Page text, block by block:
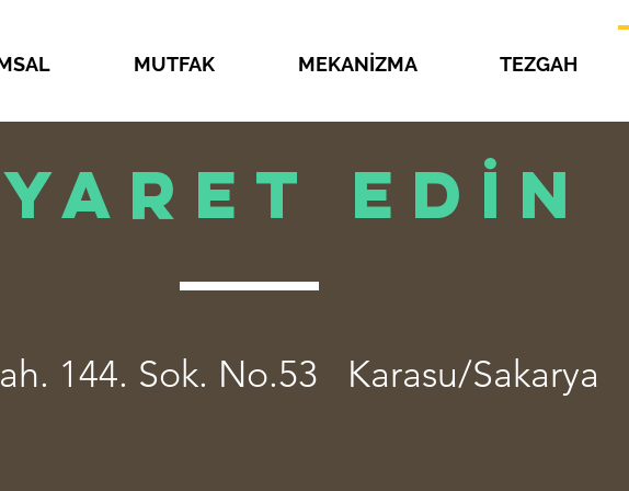
MUTFAK MEKANİZMA TEZGAH
EDİN
144. Sok. No.53 Karasu/Sakarya